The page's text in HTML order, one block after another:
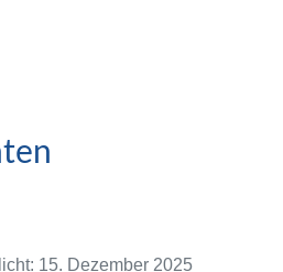
15. Dezember 2025